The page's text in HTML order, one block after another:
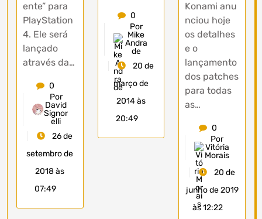
ente” para
PlayStation
4. Ele será
lançado
através da…
0
Por
David
Signor
elli
26 de
setembro de
2018 às
07:49
0
Por
Mike
Andra
de
20 de
março de
2014 às
20:49
Konami anu
nciou hoje
os detalhes
e o
lançamento
dos patches
para todas
as…
0
Por
Vitória
Morais
20 de
junho de 2019
às 12:22